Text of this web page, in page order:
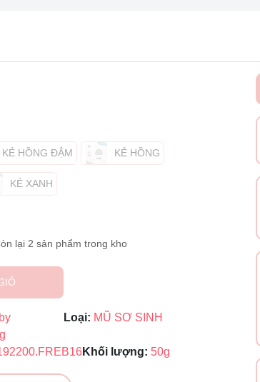
KẺ HỒNG ĐẬM KẺ HỒNG
KẺ XANH
lại 2 sản phẩm trong kho
Loại: MŨ SƠ SINH
Khối lượng: 50g
giá:
hết hạn: